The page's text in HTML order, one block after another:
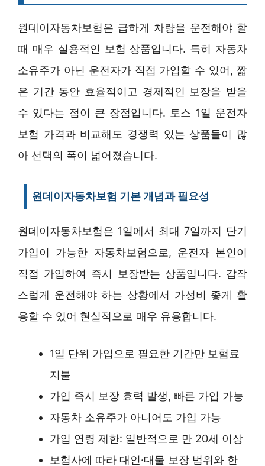
원데이자동차보험은 급하게 차량을 운전해야 할
때 매우 실용적인 보험 상품입니다. 특히 자동차
소유주가 아닌 운전자가 직접 가입할 수 있어, 짧
은 기간 동안 효율적이고 경제적인 보장을 받을
수 있다는 점이 큰 장점입니다. 토스 1일 운전자
보험 가격과 비교해도 경쟁력 있는 상품들이 많
아 선택의 폭이 넓어졌습니다.
원데이자동차보험 기본 개념과 필요성
원데이자동차보험은 1일에서 최대 7일까지 단기
가입이 가능한 자동차보험으로, 운전자 본인이
직접 가입하여 즉시 보장받는 상품입니다. 갑작
스럽게 운전해야 하는 상황에서 가성비 좋게 활
용할 수 있어 현실적으로 매우 유용합니다.
1일 단위 가입으로 필요한 기간만 보험료
지불
가입 즉시 보장 효력 발생, 빠른 가입 가능
자동차 소유주가 아니어도 가입 가능
가입 연령 제한: 일반적으로 만 20세 이상
보험사에 따라 대인·대물 보장 범위와 한